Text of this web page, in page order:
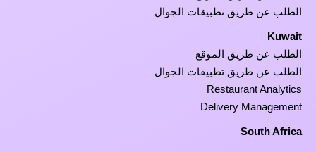
الطلب عن طريق تطبيقات الجوال
Kuwait
الطلب عن طريق الموقع
الطلب عن طريق تطبيقات الجوال
Restaurant Analytics
Delivery Management
South Africa